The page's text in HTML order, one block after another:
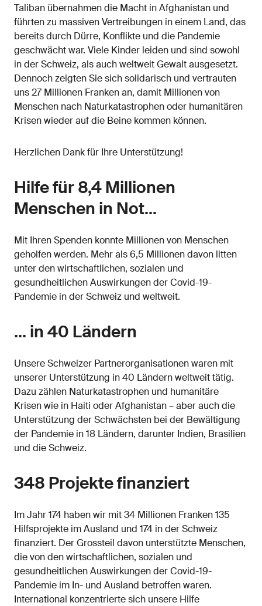
Taliban übernahmen die Macht in Afghanistan und
führten zu massiven Vertreibungen in einem Land, das
bereits durch Dürre, Konflikte und die Pandemie
geschwächt war. Viele Kinder leiden und sind sowohl
in der Schweiz, als auch weltweit Gewalt ausgesetzt.
Dennoch zeigten Sie sich solidarisch und vertrauten
uns 27 Millionen Franken an, damit Millionen von
Menschen nach Naturkatastrophen oder humanitären
Krisen wieder auf die Beine kommen können.
Herzlichen Dank für Ihre Unterstützung!
Hilfe für 8,4 Millionen
Menschen in Not…
Mit Ihren Spenden konnte Millionen von Menschen
geholfen werden. Mehr als 6,5 Millionen davon litten
unter den wirtschaftlichen, sozialen und
gesundheitlichen Auswirkungen der Covid-19-
Pandemie in der Schweiz und weltweit.
… in 40 Ländern
Unsere Schweizer Partnerorganisationen waren mit
unserer Unterstützung in 40 Ländern weltweit tätig.
Dazu zählen Naturkatastrophen und humanitäre
Krisen wie in Haiti oder Afghanistan – aber auch die
Unterstützung der Schwächsten bei der Bewältigung
der Pandemie in 18 Ländern, darunter Indien, Brasilien
und die Schweiz.
348 Projekte finanziert
Im Jahr 174 haben wir mit 34 Millionen Franken 135
Hilfsprojekte im Ausland und 174 in der Schweiz
finanziert. Der Grossteil davon unterstützte Menschen,
die von den wirtschaftlichen, sozialen und
gesundheitlichen Auswirkungen der Covid-19-
Pandemie im In- und Ausland betroffen waren.
International konzentrierte sich unsere Hilfe